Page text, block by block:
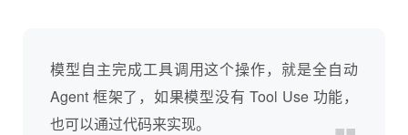
模型自主完成工具调用这个操作，就是全自动
Agent 框架了，如果模型没有 Tool Use 功能，
也可以通过代码来实现。